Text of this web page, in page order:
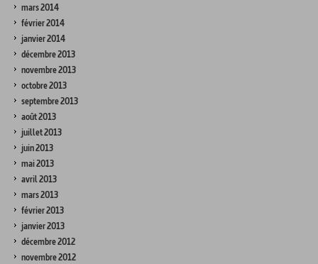
mars 2014
février 2014
janvier 2014
décembre 2013
novembre 2013
octobre 2013
septembre 2013
août 2013
juillet 2013
juin 2013
mai 2013
avril 2013
mars 2013
février 2013
janvier 2013
décembre 2012
novembre 2012